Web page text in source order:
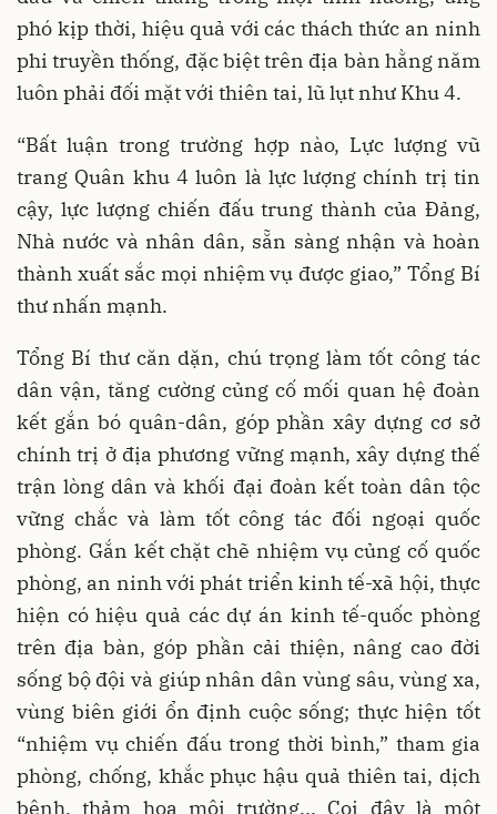
phó kịp thời, hiệu quả với các thách thức an ninh
phi truyền thống, đặc biệt trên địa bàn hằng năm
luôn phải đối mặt với thiên tai, lũ lụt như Khu 4.
“Bất luận trong trường hợp nào, Lực lượng vũ
trang Quân khu 4 luôn là lực lượng chính trị tin
cậy, lực lượng chiến đấu trung thành của Đảng,
Nhà nước và nhân dân, sẵn sàng nhận và hoàn
thành xuất sắc mọi nhiệm vụ được giao,” Tổng Bí
thư nhấn mạnh.
Tổng Bí thư căn dặn, chú trọng làm tốt công tác
dân vận, tăng cường củng cố mối quan hệ đoàn
kết gắn bó quân-dân, góp phần xây dựng cơ sở
chính trị ở địa phương vững mạnh, xây dựng thế
trận lòng dân và khối đại đoàn kết toàn dân tộc
vững chắc và làm tốt công tác đối ngoại quốc
phòng. Gắn kết chặt chẽ nhiệm vụ củng cố quốc
phòng, an ninh với phát triển kinh tế-xã hội, thực
hiện có hiệu quả các dự án kinh tế-quốc phòng
trên địa bàn, góp phần cải thiện, nâng cao đời
sống bộ đội và giúp nhân dân vùng sâu, vùng xa,
vùng biên giới ổn định cuộc sống; thực hiện tốt
“nhiệm vụ chiến đấu trong thời bình,” tham gia
phòng, chống, khắc phục hậu quả thiên tai, dịch
bệnh, thảm họa môi trường... Coi đây là một